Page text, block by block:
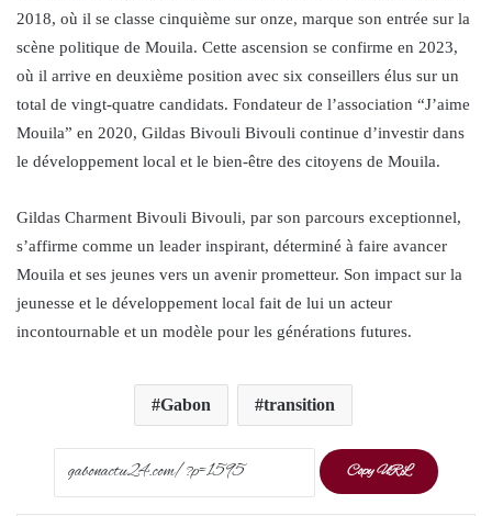
2018, où il se classe cinquième sur onze, marque son entrée sur la
scène politique de Mouila. Cette ascension se confirme en 2023,
où il arrive en deuxième position avec six conseillers élus sur un
total de vingt-quatre candidats. Fondateur de l’association “J’aime
Mouila” en 2020, Gildas Bivouli Bivouli continue d’investir dans
le développement local et le bien-être des citoyens de Mouila.
Gildas Charment Bivouli Bivouli, par son parcours exceptionnel,
s’affirme comme un leader inspirant, déterminé à faire avancer
Mouila et ses jeunes vers un avenir prometteur. Son impact sur la
jeunesse et le développement local fait de lui un acteur
incontournable et un modèle pour les générations futures.
Gabon transition
Copy URL